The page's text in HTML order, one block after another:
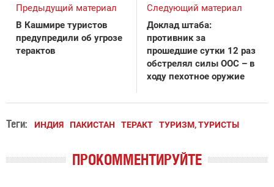
Предыдущий материал
В Кашмире туристов
предупредили об угрозе
терактов
Следующий материал
Доклад штаба:
противник за
прошедшие сутки 12 раз
обстрелял силы ООС – в
ходу пехотное оружие
Теги: ИНДИЯ ПАКИСТАН ТЕРАКТ ТУРИЗМ, ТУРИСТЫ
ПРОКОММЕНТИРУЙТЕ